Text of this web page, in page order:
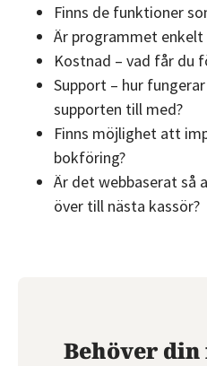
Finns de funktioner
Är programmet enkelt
Kostnad – vad får du
Support – hur
supporten till med?
Finns möjlighet att
bokföring?
Är det webbaserat så
över till nästa kassör?
Behöver